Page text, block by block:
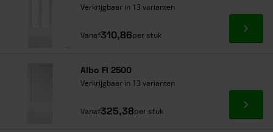
Verkrijgbaar in 13 varianten
Vanaf310,86per stuk Ga
Albo FI 2500
Verkrijgbaar in 13 varianten
Vanaf325,38per stuk Ga